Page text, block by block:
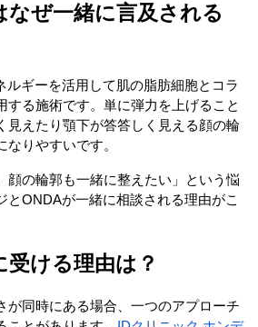
なぜ一緒に言及される
ルギーを活用して肌の脂肪細胞とコラ
する施術です。単に弾力を上げること
見えたり顎下が答答しく見える顔の輪
りやすいです。
顔の輪郭も一緒に整えたい」という悩
とONDAが一緒に相談される理由がこ
ける理由は？
が同時にある場合、一つのアプローチ